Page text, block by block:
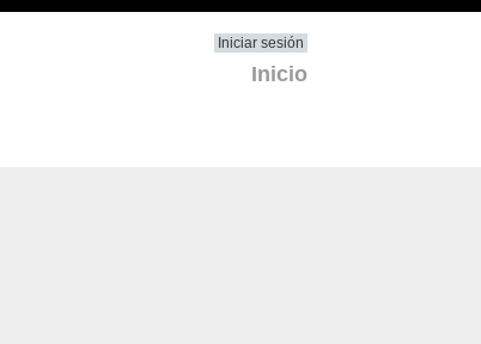
Iniciar sesión
Inicio